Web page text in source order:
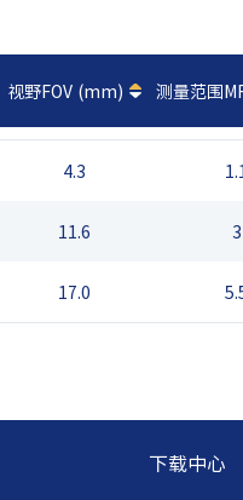
视野FOV (mm) 测量范围
4.3
11.6 3
17.0
下载中心